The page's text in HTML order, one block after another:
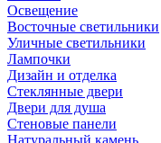
Освещение
Восточные светильники
Уличные светильники
Лампочки
Дизайн и отделка
Стеклянные двери
Двери для душа
Стеновые панели
Натуральный камень